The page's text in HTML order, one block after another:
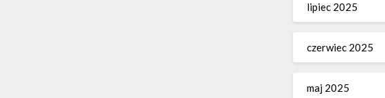
lipiec 2025
czerwiec 2025
maj 2025